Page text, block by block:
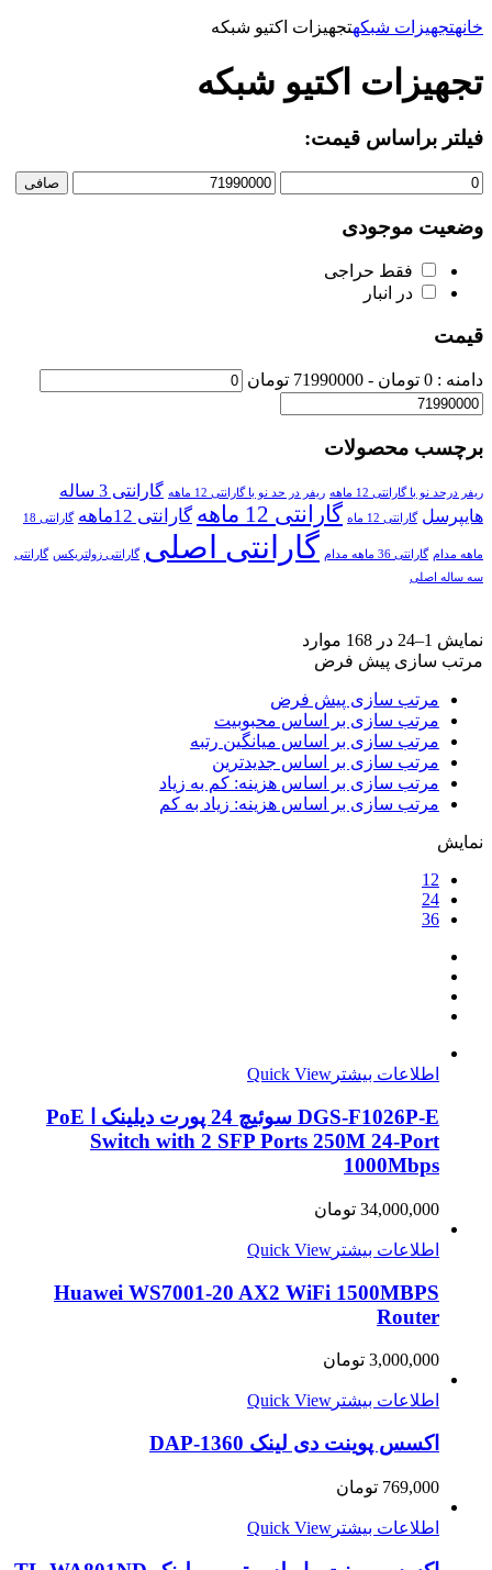
خانهتجهیزات شبکهتجهیزات اکتیو شبکه
تجهیزات اکتیو شبکه
فیلتر براساس قیمت:
صافی
وضعیت موجودی
فقط حراجی
در انبار
قیمت
دامنه : 0 تومان - 71990000 تومان
برچسب محصولات
ریفر درحد نو با گارانتی 12 ماهه ریفر در حد نو با گارانتی 12 ماهه
گارانتی 3 ساله
هایپرسل گارانتی 12 ماه گارانتی 12 ماهه گارانتی 12ماهه گارانتی 18
ماهه مدام گارانتی 36 ماهه مدام گارانتی اصلی گارانتی زولتریکس گارانتی
سه ساله اصلی
برند ها + نمایش 1–24 در 168 موارد
مرتب سازی پیش فرض
مرتب سازی پیش فرض
مرتب سازی بر اساس محبوبیت
مرتب سازی بر اساس میانگین رتبه
مرتب سازی بر اساس جدیدترین
مرتب سازی بر اساس هزینه: کم به زیاد
مرتب سازی بر اساس هزینه: زیاد به کم
نمایش
12
24
36
اطلاعات بیشتر Quick View
DGS-F1026P-E سوئیچ 24 پورت دیلینک ا PoE
Switch with 2 SFP Ports 250M 24-Port
1000Mbps
34,000,000 تومان
اطلاعات بیشتر Quick View
Huawei WS7001-20 AX2 WiFi 1500MBPS
Router
3,000,000 تومان
اطلاعات بیشتر Quick View
اکسس پوینت دی لینک DAP-1360
769,000 تومان
اطلاعات بیشتر Quick View